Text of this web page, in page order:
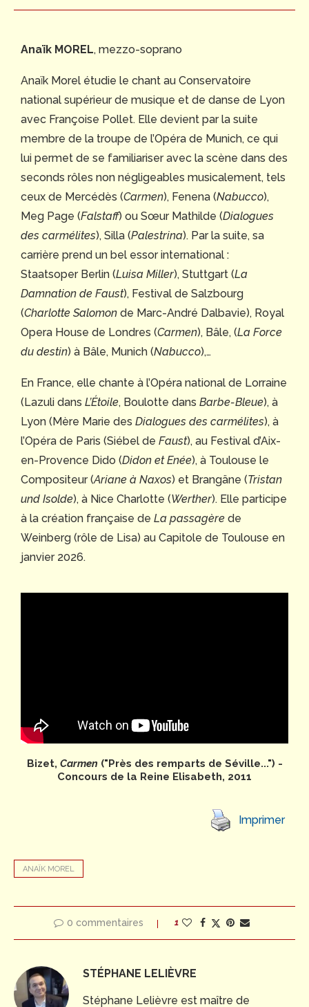
Anaïk MOREL, mezzo-soprano
Anaïk Morel étudie le chant au Conservatoire
national supérieur de musique et de danse de Lyon
avec Françoise Pollet. Elle devient par la suite
membre de la troupe de l’Opéra de Munich, ce qui
lui permet de se familiariser avec la scène dans des
seconds rôles non négligeables musicalement, tels
ceux de Mercédès (Carmen), Fenena (Nabucco),
Meg Page (Falstaff) ou Sœur Mathilde (Dialogues
des carmélites), Silla (Palestrina). Par la suite, sa
carrière prend un bel essor international :
Staatsoper Berlin (Luisa Miller), Stuttgart (La
Damnation de Faust), Festival de Salzbourg
(Charlotte Salomon de Marc-André Dalbavie), Royal
Opera House de Londres (Carmen), Bâle, (La Force
du destin) à Bâle, Munich (Nabucco),…
En France, elle chante à l’Opéra national de Lorraine
(Lazuli dans L’Étoile, Boulotte dans Barbe-Bleue), à
Lyon (Mère Marie des Dialogues des carmélites), à
l’Opéra de Paris (Siébel de Faust), au Festival d’Aix-
en-Provence Dido (Didon et Enée), à Toulouse le
Compositeur (Ariane à Naxos) et Brangäne (Tristan
und Isolde), à Nice Charlotte (Werther). Elle participe
à la création française de La passagère de
Weinberg (rôle de Lisa) au Capitole de Toulouse en
janvier 2026.
Bizet, Carmen ("Près des remparts de Séville...") -
Concours de la Reine Elisabeth, 2011
Imprimer
ANAÏK MOREL
0 commentaires 1
STÉPHANE LELIÈVRE
Stéphane Lelièvre est maître de